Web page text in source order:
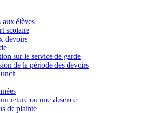
aux élèves
scolaire
devoirs
sur le service de garde
de la période des devoirs
retard ou une absence
de plainte